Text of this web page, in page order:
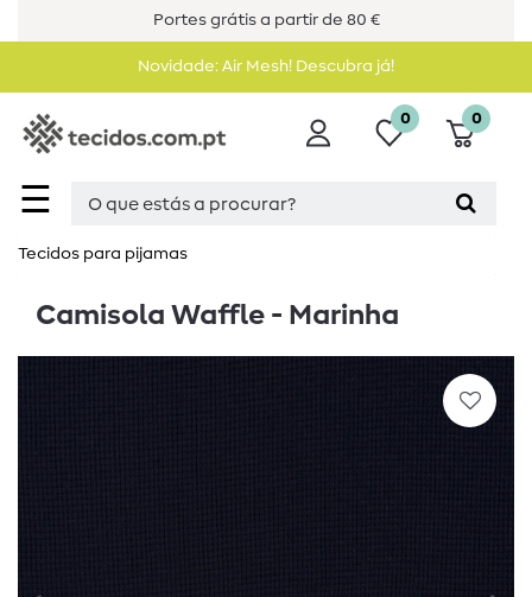
Portes grátis a partir de 80 €
Novidade: Air Mesh! Descubra já!
☰
0 0
Tecidos para pijamas
Camisola Waffle - Marinha